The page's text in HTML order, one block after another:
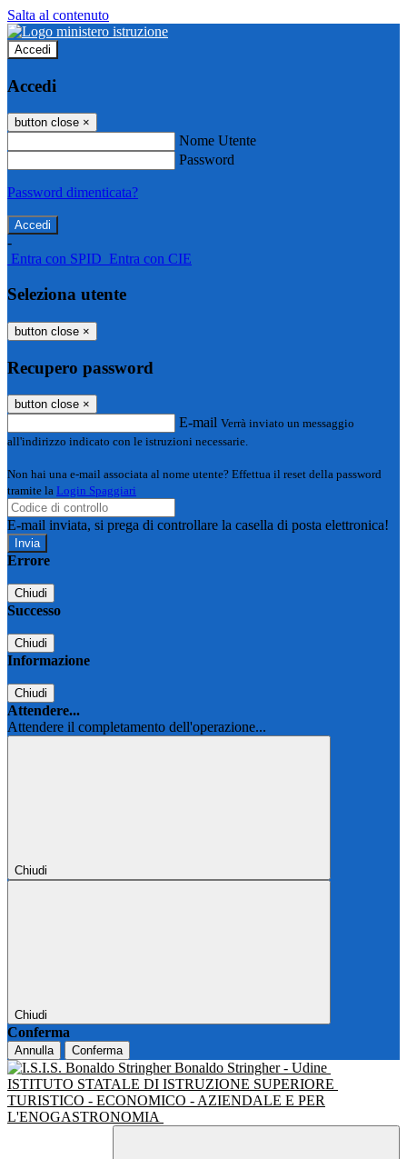
Salta al contenuto
Accedi
Accedi
button close ×
Nome Utente
Password
Password dimenticata?
-
Entra con SPID Entra con CIE
Seleziona utente
button close ×
Recupero password
button close ×
E-mail Verrà inviato un messaggio
all'indirizzo indicato con le istruzioni necessarie.
Non hai una e-mail associata al nome utente? Effettua il reset della password
tramite la Login Spaggiari
E-mail inviata, si prega di controllare la casella di posta elettronica!
Errore
Chiudi
Successo
Chiudi
Informazione
Chiudi
Attendere...
Attendere il completamento dell'operazione...
Chiudi
Chiudi
Conferma
Annulla Conferma
Bonaldo Stringher - Udine
ISTITUTO STATALE DI ISTRUZIONE SUPERIORE
TURISTICO - ECONOMICO - AZIENDALE E PER
L'ENOGASTRONOMIA